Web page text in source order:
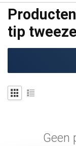
tip
Geen